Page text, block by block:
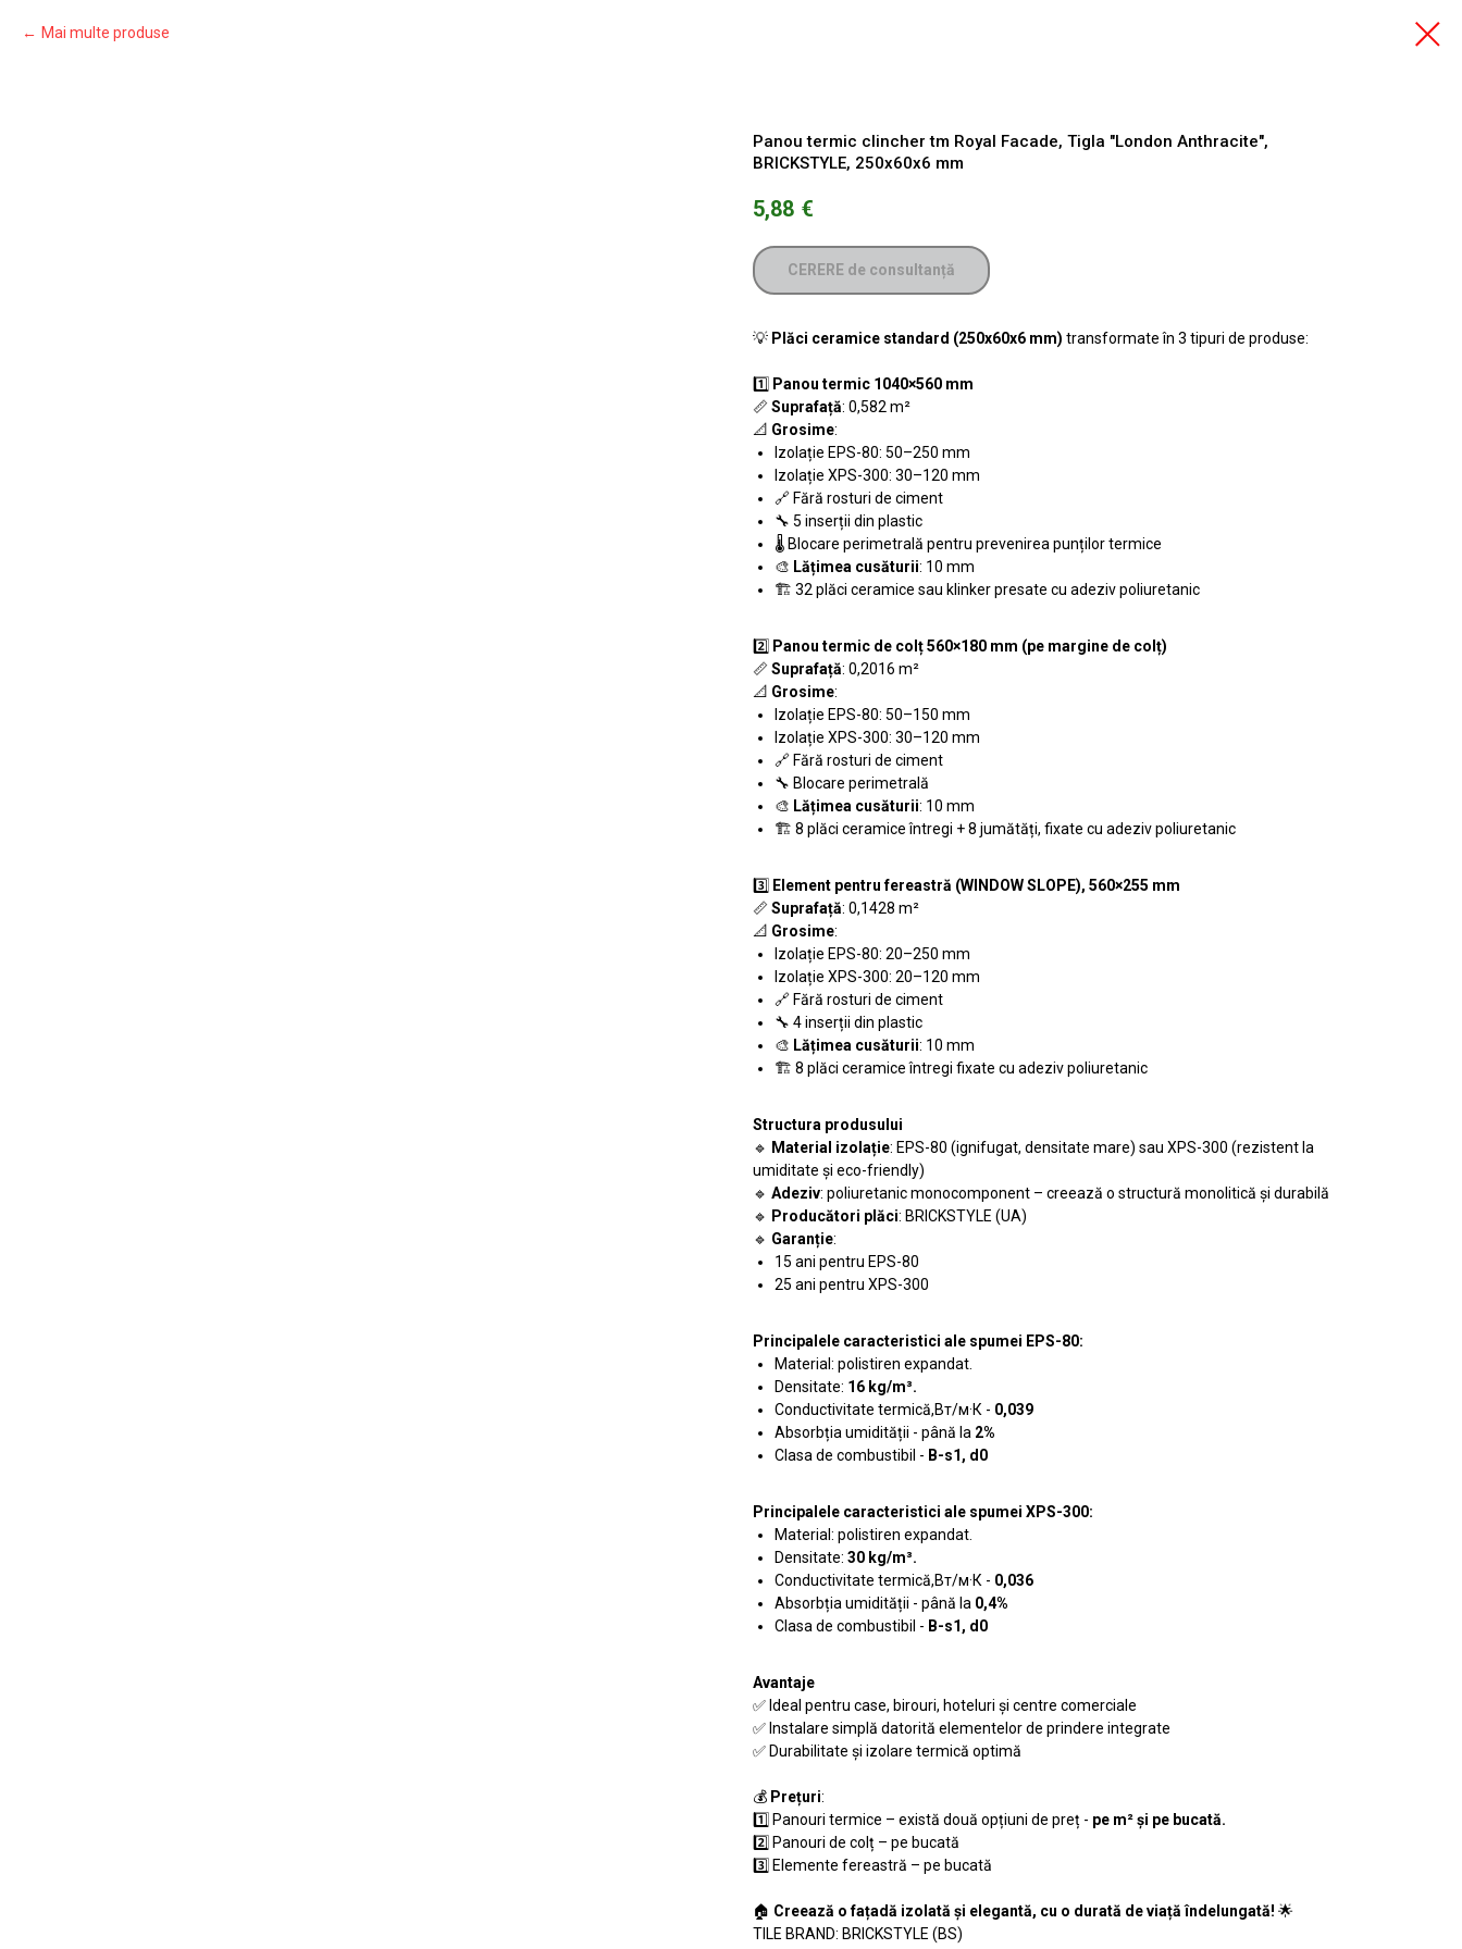
Mai multe produse
Panou termic clincher tm Royal Facade, Tigla "London Anthracite",
BRICKSTYLE, 250x60x6 mm
5,88 €
CERERE de consultanță
💡 Plăci ceramice standard (250x60x6 mm) transformate în 3 tipuri de produse:
1️⃣ Panou termic 1040×560 mm
📏 Suprafață: 0,582 m²
📐 Grosime:
Izolație EPS-80: 50–250 mm
Izolație XPS-300: 30–120 mm
🔗 Fără rosturi de ciment
🔧 5 inserții din plastic
🌡️ Blocare perimetrală pentru prevenirea punților termice
🎨 Lățimea cusăturii: 10 mm
🏗️ 32 plăci ceramice sau klinker presate cu adeziv poliuretanic
2️⃣ Panou termic de colț 560×180 mm (pe margine de colț)
📏 Suprafață: 0,2016 m²
📐 Grosime:
Izolație EPS-80: 50–150 mm
Izolație XPS-300: 30–120 mm
🔗 Fără rosturi de ciment
🔧 Blocare perimetrală
🎨 Lățimea cusăturii: 10 mm
🏗️ 8 plăci ceramice întregi + 8 jumătăți, fixate cu adeziv poliuretanic
3️⃣ Element pentru fereastră (WINDOW SLOPE), 560×255 mm
📏 Suprafață: 0,1428 m²
📐 Grosime:
Izolație EPS-80: 20–250 mm
Izolație XPS-300: 20–120 mm
🔗 Fără rosturi de ciment
🔧 4 inserții din plastic
🎨 Lățimea cusăturii: 10 mm
🏗️ 8 plăci ceramice întregi fixate cu adeziv poliuretanic
Structura produsului
🔹 Material izolație: EPS-80 (ignifugat, densitate mare) sau XPS-300 (rezistent la
umiditate și eco-friendly)
🔹 Adeziv: poliuretanic monocomponent – creează o structură monolitică și durabilă
🔹 Producători plăci: BRICKSTYLE (UA)
🔹 Garanție:
15 ani pentru EPS-80
25 ani pentru XPS-300
Principalele caracteristici ale spumei EPS-80:
Material: polistiren expandat.
Densitate: 16 kg/m³.
Conductivitate termică,Вт/м·К - 0,039
Absorbția umidității - până la 2%
Clasa de combustibil - B-s1, d0
Principalele caracteristici ale spumei XPS-300:
Material: polistiren expandat.
Densitate: 30 kg/m³.
Conductivitate termică,Вт/м·К - 0,036
Absorbția umidității - până la 0,4%
Clasa de combustibil - B-s1, d0
Avantaje
✅ Ideal pentru case, birouri, hoteluri și centre comerciale
✅ Instalare simplă datorită elementelor de prindere integrate
✅ Durabilitate și izolare termică optimă
💰 Prețuri:
1️⃣ Panouri termice – există două opțiuni de preț - pe m² și pe bucată.
2️⃣ Panouri de colț – pe bucată
3️⃣ Elemente fereastră – pe bucată
🏠 Creează o fațadă izolată și elegantă, cu o durată de viață îndelungată! 🌟
TILE BRAND: BRICKSTYLE (BS)